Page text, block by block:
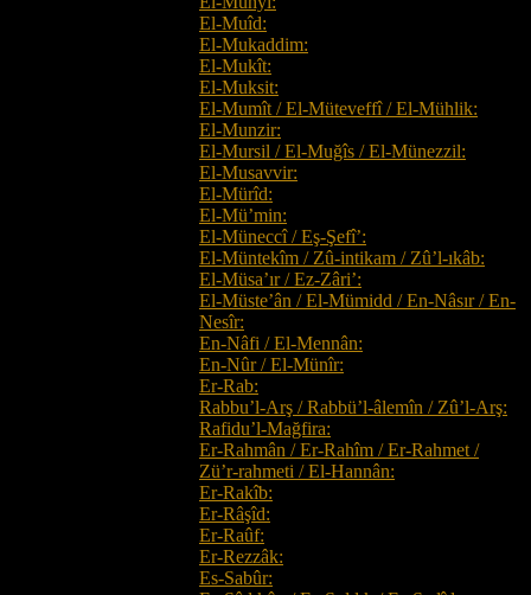
El-Muîd:
El-Mukaddim:
El-Mukît:
El-Muksit:
El-Mumît / El-Müteveffî / El-Mühlik:
El-Munzir:
El-Mursil / El-Muğîs / El-Münezzil:
El-Musavvir:
El-Mürîd:
El-Mü’min:
El-Müneccî / Eş-Şefî’:
El-Müntekîm / Zû-intikam / Zû’l-ıkâb:
El-Müsa’ır / Ez-Zâri’:
El-Müste’ân / El-Mümidd / En-Nâsır / En-
Nesîr:
En-Nâfi / El-Mennân:
En-Nûr / El-Münîr:
Er-Rab:
Rabbu’l-Arş / Rabbü’l-âlemîn / Zû’l-Arş:
Rafidu’l-Mağfira:
Er-Rahmân / Er-Rahîm / Er-Rahmet /
Zü’r-rahmeti / El-Hannân:
Er-Rakîb:
Er-Râşîd:
Er-Raûf:
Er-Rezzâk:
Es-Sabûr: